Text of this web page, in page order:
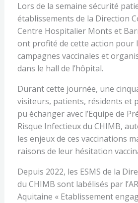
Lors de la semaine sécurité
établissements de la Direction
Centre Hospitalier Monts et
ont profité de cette action pour
campagnes vaccinales et
dans le hall de l’hôpital.
Durant cette journée, une
visiteurs, patients, résidents et
pu échanger avec l’Equipe de
Risque Infectieux du CHIMB,
les enjeux de ces vaccinations
raisons de leur hésitation
Depuis 2022, les ESMS de la
du CHIMB sont labélisés par
Aquitaine « Etablissement